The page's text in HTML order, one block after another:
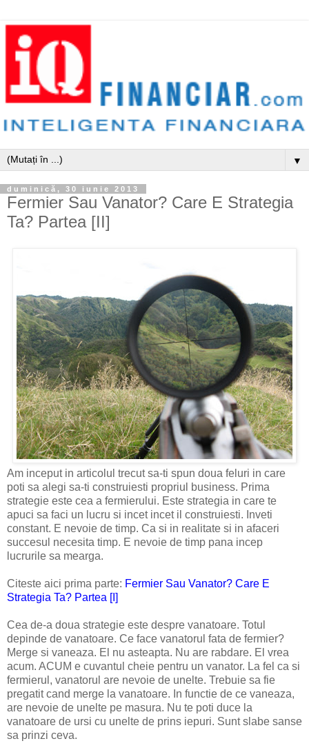
▼
duminică, 30 iunie 2013
Fermier Sau Vanator? Care E Strategia
Ta? Partea [II]
Am inceput in articolul trecut sa-ti spun doua feluri in care
poti sa alegi sa-ti construiesti propriul business. Prima
strategie este cea a fermierului. Este strategia in care te
apuci sa faci un lucru si incet incet il construiesti. Inveti
constant. E nevoie de timp. Ca si in realitate si in afaceri
succesul necesita timp. E nevoie de timp pana incep
lucrurile sa mearga.
Citeste aici prima parte: Fermier Sau Vanator? Care E
Strategia Ta? Partea [I]
Cea de-a doua strategie este despre vanatoare. Totul
depinde de vanatoare. Ce face vanatorul fata de fermier?
Merge si vaneaza. El nu asteapta. Nu are rabdare. El vrea
acum. ACUM e cuvantul cheie pentru un vanator. La fel ca si
fermierul, vanatorul are nevoie de unelte. Trebuie sa fie
pregatit cand merge la vanatoare. In functie de ce vaneaza,
are nevoie de unelte pe masura. Nu te poti duce la
vanatoare de ursi cu unelte de prins iepuri. Sunt slabe sanse
sa prinzi ceva.